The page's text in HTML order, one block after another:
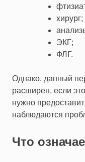
хирург;
ЭКГ;
ФЛГ.
Однако, данный
расширен, если
нужно
наблюдаются
Что